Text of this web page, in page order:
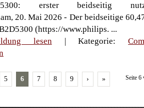
erster beidseitig
20. Mai 2026 - Der beidseitige
(https://www.philips. ...
lesen| Kategorie:
5 6 7 8 9 › » Seite 6